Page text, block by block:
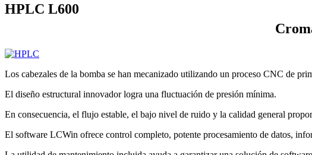
HPLC L600
Los cabezales de la bomba se han mecanizado utilizando un proceso CNC de
El diseño estructural innovador logra una fluctuación de presión mínima.
En consecuencia, el flujo estable, el bajo nivel de ruido y la calidad general
El software LCWin ofrece control completo, potente procesamiento de datos,